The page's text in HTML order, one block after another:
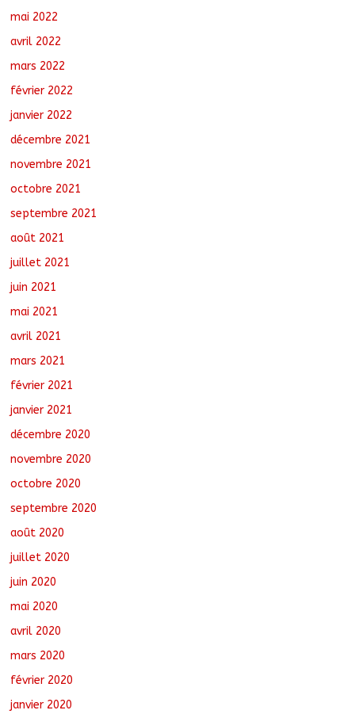
mai 2022
avril 2022
mars 2022
février 2022
janvier 2022
décembre 2021
novembre 2021
octobre 2021
septembre 2021
août 2021
juillet 2021
juin 2021
mai 2021
avril 2021
mars 2021
février 2021
janvier 2021
décembre 2020
novembre 2020
octobre 2020
septembre 2020
août 2020
juillet 2020
juin 2020
mai 2020
avril 2020
mars 2020
février 2020
janvier 2020